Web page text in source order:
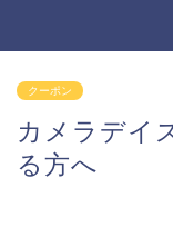
クーポン
カメラデイ
る方へ